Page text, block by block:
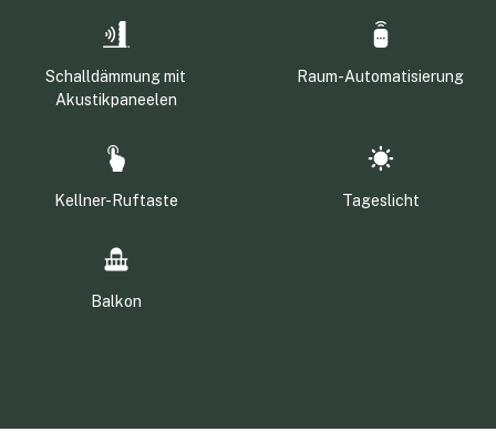
Schalldämmung mit
Akustikpaneelen
Raum-Automatisierung
Kellner-Ruftaste Tageslicht
Balkon